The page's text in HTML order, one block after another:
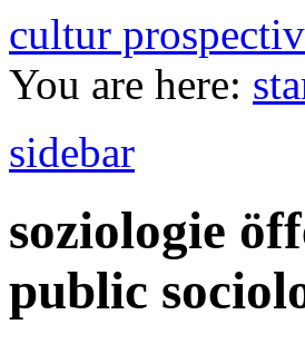
cultur prospectiv
You are here:
sidebar
soziologie
public